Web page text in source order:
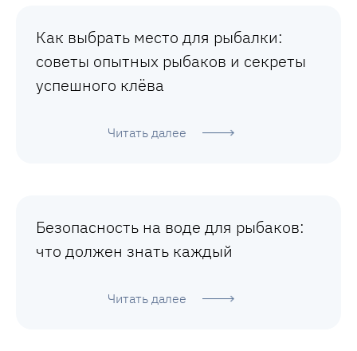
Как выбрать место для рыбалки:
советы опытных рыбаков и секреты
успешного клёва
Читать далее
Безопасность на воде для рыбаков:
что должен знать каждый
Читать далее